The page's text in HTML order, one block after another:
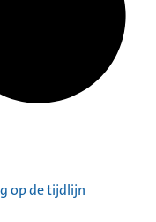
op de tijdlijn